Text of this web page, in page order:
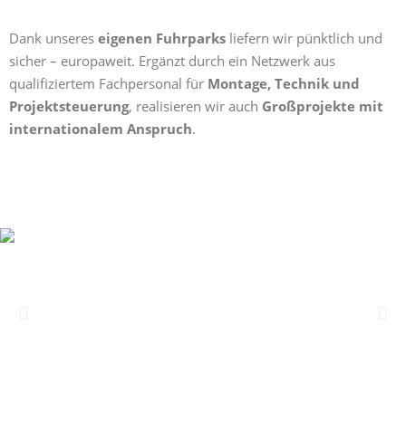
Dank unseres eigenen Fuhrparks liefern wir pünktlich und
sicher – europaweit. Ergänzt durch ein Netzwerk aus
qualifiziertem Fachpersonal für Montage, Technik und
Projektsteuerung, realisieren wir auch Großprojekte mit
internationalem Anspruch.